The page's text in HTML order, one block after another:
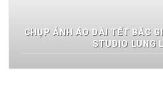
CHỤP ẢNH ÁO DÀI TẾT BẮC
STUDIO LUNG